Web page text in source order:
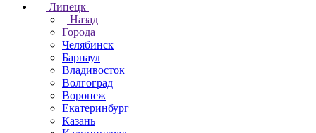
Липецк
Назад
Города
Челябинск
Барнаул
Владивосток
Волгоград
Воронеж
Екатеринбург
Казань